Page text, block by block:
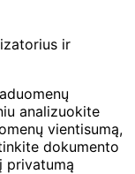
ir
analizuokite
vientisumą,
dokumento
privatumą